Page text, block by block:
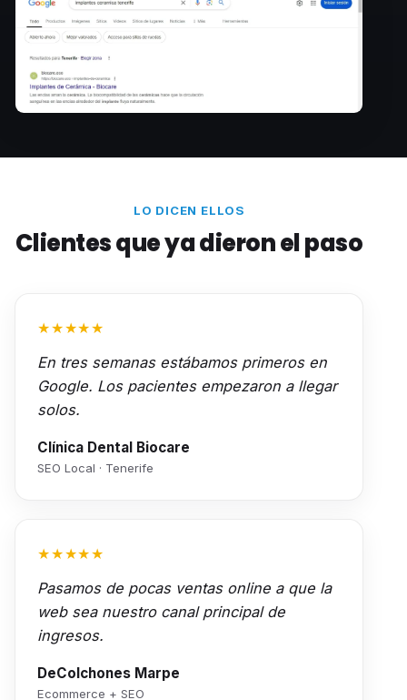
LO DICEN ELLOS
Clientes que ya dieron el paso
★★★★★
En tres semanas estábamos primeros en
Google. Los pacientes empezaron a llegar
solos.
Clínica Dental Biocare
SEO Local · Tenerife
★★★★★
Pasamos de pocas ventas online a que la
web sea nuestro canal principal de
ingresos.
DeColchones Marpe
Ecommerce + SEO